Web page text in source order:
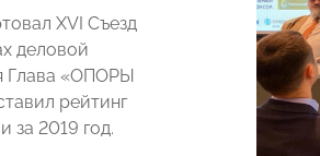
XVI Съезд
деловой
Глава «ОПОРЫ
рейтинг
за 2019 год.